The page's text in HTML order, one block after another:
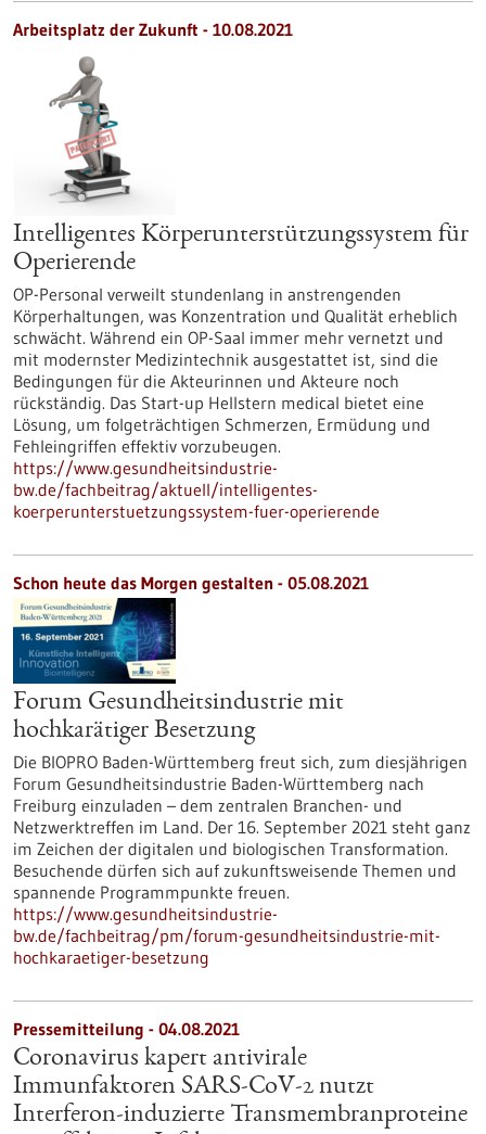
Arbeitsplatz der Zukunft - 10.08.2021
Intelligentes Körperunterstützungssystem für
Operierende
OP-Personal verweilt stundenlang in anstrengenden
Körperhaltungen, was Konzentration und Qualität erheblich
schwächt. Während ein OP-Saal immer mehr vernetzt und
mit modernster Medizintechnik ausgestattet ist, sind die
Bedingungen für die Akteurinnen und Akteure noch
rückständig. Das Start-up Hellstern medical bietet eine
Lösung, um folgeträchtigen Schmerzen, Ermüdung und
Fehleingriffen effektiv vorzubeugen.
https://www.gesundheitsindustrie-
bw.de/fachbeitrag/aktuell/intelligentes-
koerperunterstuetzungssystem-fuer-operierende
Schon heute das Morgen gestalten - 05.08.2021
Forum Gesundheitsindustrie mit
hochkarätiger Besetzung
Die BIOPRO Baden-Württemberg freut sich, zum diesjährigen
Forum Gesundheitsindustrie Baden-Württemberg nach
Freiburg einzuladen – dem zentralen Branchen- und
Netzwerktreffen im Land. Der 16. September 2021 steht ganz
im Zeichen der digitalen und biologischen Transformation.
Besuchende dürfen sich auf zukunftsweisende Themen und
spannende Programmpunkte freuen.
https://www.gesundheitsindustrie-
bw.de/fachbeitrag/pm/forum-gesundheitsindustrie-mit-
hochkaraetiger-besetzung
Pressemitteilung - 04.08.2021
Coronavirus kapert antivirale
Immunfaktoren SARS-CoV-2 nutzt
Interferon-induzierte Transmembranproteine